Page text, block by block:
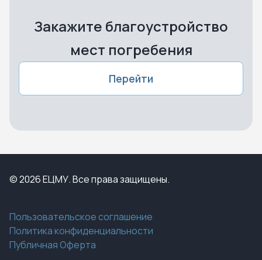
Закажите благоустройство
мест погребения
Перейти
© 2026 ЕЦМУ. Все права защищены.
Пользовательское соглашение
Политика конфиденциальности
Публичная Оферта